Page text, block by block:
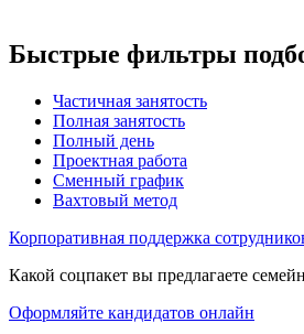
Быстрые фильтры
Частичная занятость
Полная занятость
Полный день
Проектная работа
Сменный график
Вахтовый метод
Корпоративная поддержка
Какой соцпакет вы предлагаете
Оформляйте кандидатов онлайн